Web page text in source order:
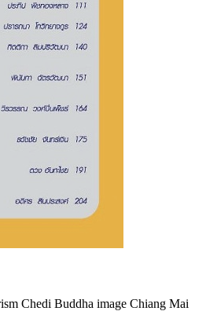
Chedi Buddha image Chiang Mai